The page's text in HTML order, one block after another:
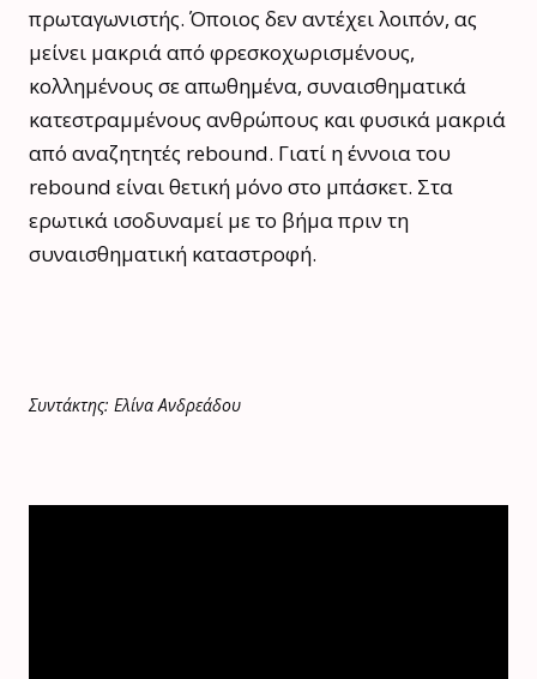
πρωταγωνιστής. Όποιος δεν αντέχει λοιπόν, ας
μείνει μακριά από φρεσκοχωρισμένους,
κολλημένους σε απωθημένα, συναισθηματικά
κατεστραμμένους ανθρώπους και φυσικά μακριά
από αναζητητές rebound. Γιατί η έννοια του
rebound είναι θετική μόνο στο μπάσκετ. Στα
ερωτικά ισοδυναμεί με το βήμα πριν τη
συναισθηματική καταστροφή.
Συντάκτης: Ελίνα Ανδρεάδου